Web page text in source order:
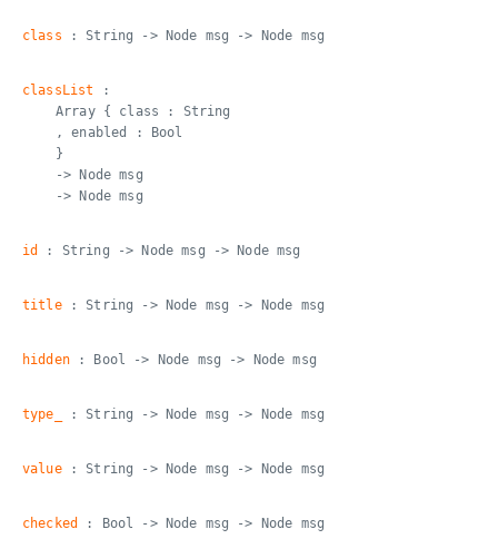
class : String -> Node msg -> Node msg
classList
:
Array { class : String
, enabled : Bool
}
-> Node msg
-> Node msg
id : String -> Node msg -> Node msg
title: String -> Node msg -> Node msg
hidden: Bool -> Node msg -> Node msg
type_ : String -> Node msg -> Node msg
value: String -> Node msg -> Node msg
checked : Bool -> Node msg -> Node msg